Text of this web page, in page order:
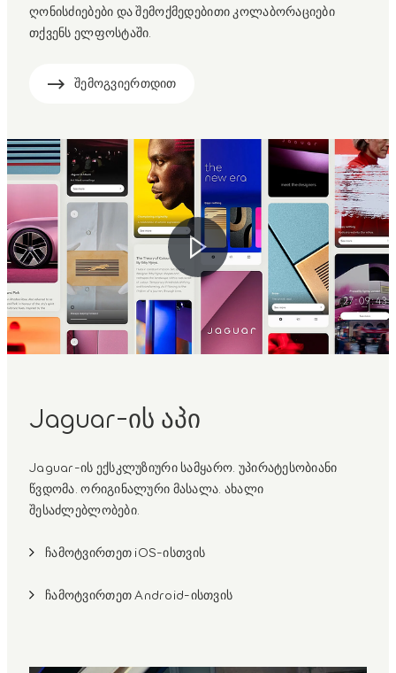
ღონისძიებები და შემოქმედებითი კოლაბორაციები
თქვენს ელფოსტაში.
შემოგვიერთდით
Jaguar-ის აპი
Jaguar-ის ექსკლუზიური სამყარო. უპირატესობიანი
წვდომა. ორიგინალური მასალა. ახალი
შესაძლებლობები.
ჩამოტვირთეთ iOS-ისთვის
ჩამოტვირთეთ Android-ისთვის